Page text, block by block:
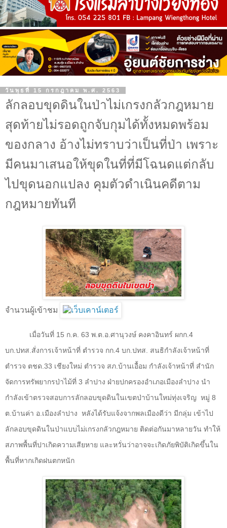
วันพุธที่ 15 กรกฎาคม พ.ศ. 2563
ลักลอบขุดดินในป่าไม่เกรงกลัวกฎหมาย
สุดท้ายไม่รอดถูกจับกุมได้ทั้งหมดพร้อม
ของกลาง อ้างไม่ทราบว่าเป็นที่ป่า เพราะ
มีคนมาเสนอให้ขุดในที่ที่มีโฉนดแต่กลับ
ไปขุดนอกแปลง คุมตัวดำเนินคดีตาม
กฎหมายทันที
จำนวนผู้เข้าชม
เมื่อวันที่ 15 ก.ค. 63 พ.ต.อ.ศานุวงษ์ คงคาอินทร์ ผกก. 4
บก.ปทส.สั่งการเจ้าหน้าที่ ตำรวจ กก. 4 บก.ปทส. สนธิกำลังเจ้าหน้าที่
ตำรวจ ตชด. 33 เชียงใหม่ ตำรวจ สภ.บ้านเอื้อม กำลังเจ้าหน้าที่ สำนัก
จัดการทรัพยากรป่าไม้ที่ 3 ลำปาง ฝ่ายปกครองอำเภอเมืองลำปาง นำ
กำลังเข้าตรวจสอบการลักลอบขุดดินในเขตป่าบ้านใหม่ทุ่งเจริญ หมู่ 8
ต.บ้านค่า อ.เมืองลำปาง หลังได้รับแจ้งจากพลเมืองดีว่า มีกลุ่ม เข้าไป
ลักลอบขุดดินในป่าแบบไม่เกรงกลัวกฎหมาย ติดต่อกันมาหลายวัน ทำให้
สภาพพื้นที่ปาเกิดความเสียหาย และหวั่นว่าอาจจะเกิดภัยพิบัติเกิดขึ้นใน
พื้นที่หากเกิดฝนตกหนัก